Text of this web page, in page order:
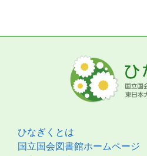
ひなぎくとは
国立国会図書館ホームページ